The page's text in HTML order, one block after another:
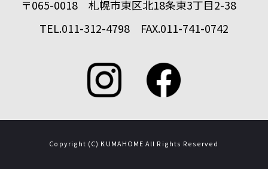
〒065-0018 札幌市東区北18条東3丁目2-38
TEL.011-312-4798 FAX.011-741-0742
Copyright (C) KUMAHOME All Rights Reserved